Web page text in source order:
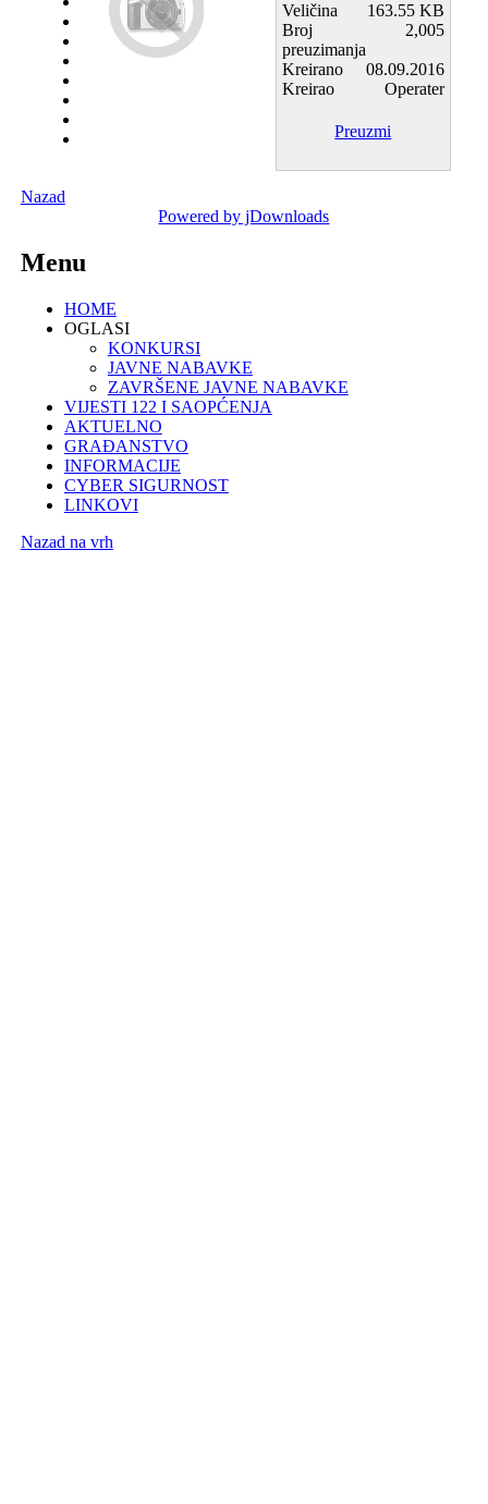
Veličina
163.55 KB
Broj
preuzimanja
2,005
Kreirano
08.09.2016
Kreirao
Operater
Preuzmi
Nazad
Powered by jDownloads
Menu
HOME
OGLASI
KONKURSI
JAVNE NABAVKE
ZAVRŠENE JAVNE NABAVKE
VIJESTI 122 I SAOPĆENJA
AKTUELNO
GRAĐANSTVO
INFORMACIJE
CYBER SIGURNOST
LINKOVI
Nazad na vrh